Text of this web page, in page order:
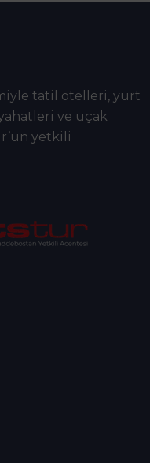
tatil otelleri, yurt
ve uçak
yetkili